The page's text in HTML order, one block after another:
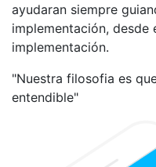
ayudaran siempre
implementación, desde
implementación.
"Nuestra filosofia es
entendible"